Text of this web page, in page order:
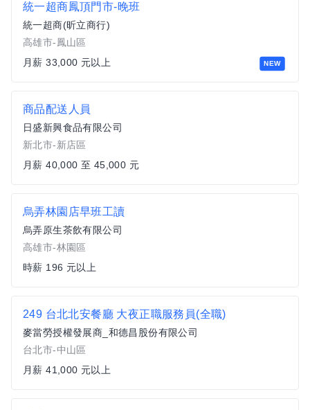
NEW
統一超商鳳頂門市-晚班
統一超商(昕立商行)
高雄市-鳳山區
月薪 33,000 元以上
商品配送人員
日盛新興食品有限公司
新北市-新店區
月薪 40,000 至 45,000 元
烏弄林園店早班工讀
烏弄原生茶飲有限公司
高雄市-林園區
時薪 196 元以上
249 台北北安餐廳 大夜正職服務員(全職)
麥當勞授權發展商_和德昌股份有限公司
台北市-中山區
月薪 41,000 元以上